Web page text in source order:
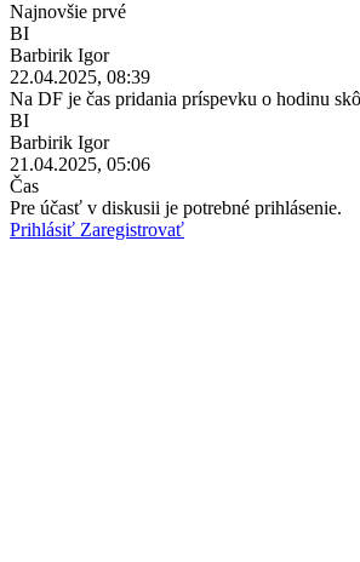
Najnovšie prvé
BI
Barbirik Igor
22.04.2025, 08:39
Na DF je čas pridania príspevku o hodinu
BI
Barbirik Igor
21.04.2025, 05:06
Čas
Pre účasť v diskusii je potrebné prihlásenie.
Prihlásiť Zaregistrovať